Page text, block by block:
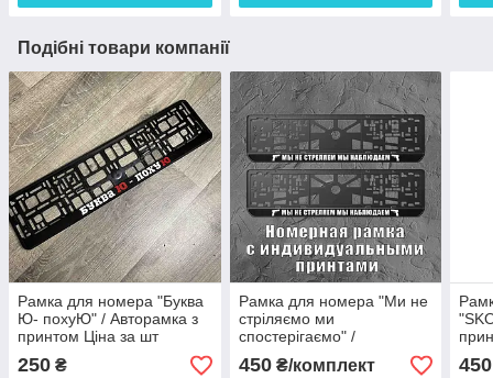
Подібні товари компанії
Рамка для номера "Буква
Ю- похуЮ" / Авторамка з
принтом Ціна за шт
250 ₴
Рамка для номера "Ми не
стріляємо ми
спостерігаємо" /
Авторамка з принтом
450₴/комплект 450